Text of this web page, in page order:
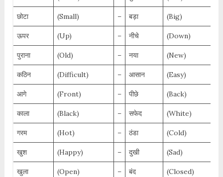
छोटा (Small) – बड़ा (Big)
ऊपर (Up) – नीचे (Down)
पुराना (Old) – नया (New)
कठिन (Difficult) – आसान (Easy)
आगे (Front) – पीछे (Back)
काला (Black) – सफेद (White)
गरम (Hot) – ठंडा (Cold)
खुश (Happy) – दुखी (Sad)
खुला (Open) – बंद (Closed)